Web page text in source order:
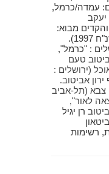
עמדה/כרמל,
יעקב
מבוא:
רן יגיל (תל-אביב : "גוונים", תשנ"ח 1997).
: "כרמל",
טעם
(ירושלים :
ירון אביטוב.
צבא (תל-אביב
לאור",
רן יגיל
רשימות